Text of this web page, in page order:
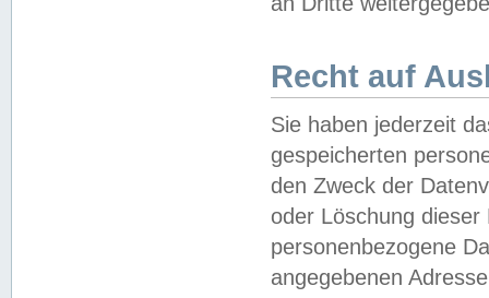
Recht auf
Sie haben jederzeit
gespeicherten
den Zweck der
oder Löschung
personenbezogene
angegebenen